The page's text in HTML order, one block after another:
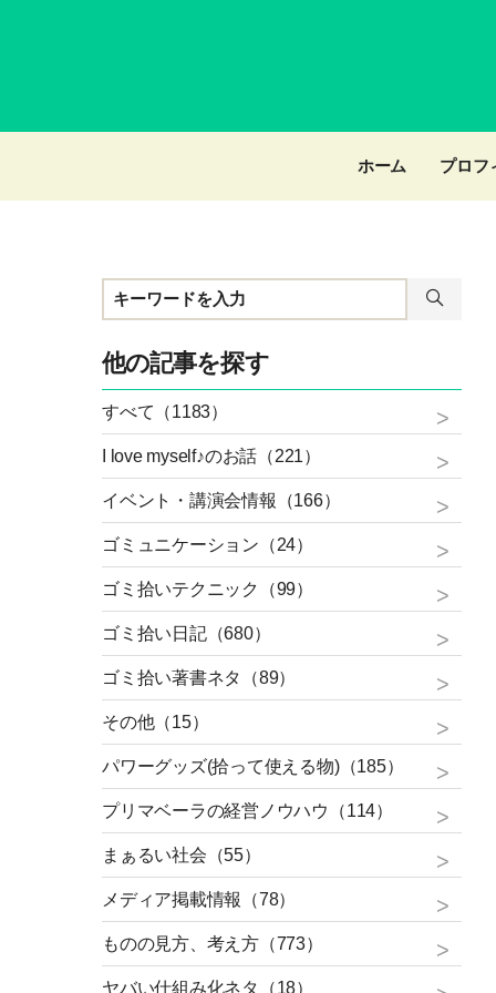
ホーム プロフ
他の記事を探す
すべて（1183）
I love myself♪のお話（221）
イベント・講演会情報（166）
ゴミュニケーション（24）
ゴミ拾いテクニック（99）
ゴミ拾い日記（680）
ゴミ拾い著書ネタ（89）
その他（15）
パワーグッズ(拾って使える物)（185）
プリマベーラの経営ノウハウ（114）
まぁるい社会（55）
メディア掲載情報（78）
ものの見方、考え方（773）
ヤバい仕組み化ネタ（18）